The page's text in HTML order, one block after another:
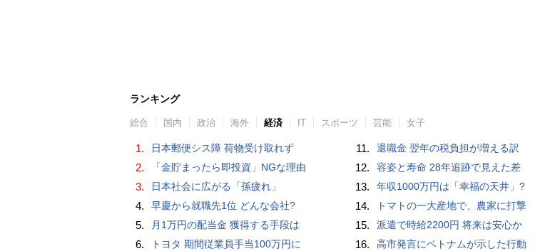
ランキング
総合 国内 政治 海外 経済 IT スポーツ 芸能 女子
1. 日本郵便シス障 荷物受け取れず
2. 「金貯まったら即投資」NGな理由
3. 日本社会に広がる「孫疲れ」
4. 早慶から就職先1位 どんな会社?
5. 月1万円の配当金 獲得する手段は
6. トヨタ 期間従業員手当100万円に
11. 退職金 翌年の税負担が増える訳
12. 容姿と寿命 28年追跡で見えた差
13. 年収1000万円は「幸福の天井」?
14. トマトの一大産地で、農家に打撃
15. 派遣で時給2200円 将来は安心か
16. 高市発言にベトナムが示した行動